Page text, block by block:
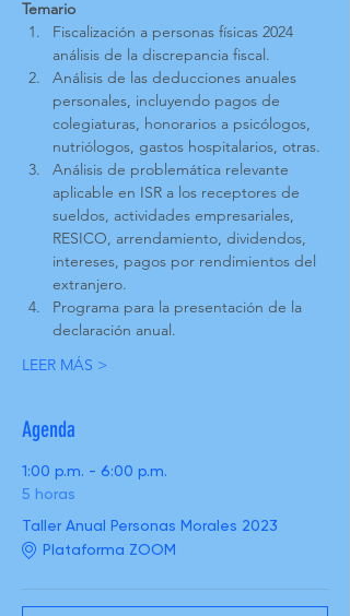
Temario
Fiscalización a personas físicas 2024
análisis de la discrepancia fiscal.
Análisis de las deducciones anuales
personales, incluyendo pagos de
colegiaturas, honorarios a psicólogos,
nutriólogos, gastos hospitalarios, otras.
Análisis de problemática relevante
aplicable en ISR a los receptores de
sueldos, actividades empresariales,
RESICO, arrendamiento, dividendos,
intereses, pagos por rendimientos del
extranjero.
Programa para la presentación de la
declaración anual.
LEER MÁS >
Agenda
1:00 p.m. - 6:00 p.m.
5 horas
Taller Anual Personas Morales 2023
Plataforma ZOOM